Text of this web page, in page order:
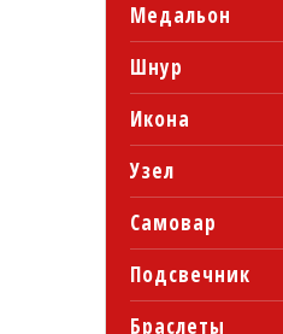
Медальон
Шнур
Икона
Узел
Самовар
Подсвечник
Браслеты